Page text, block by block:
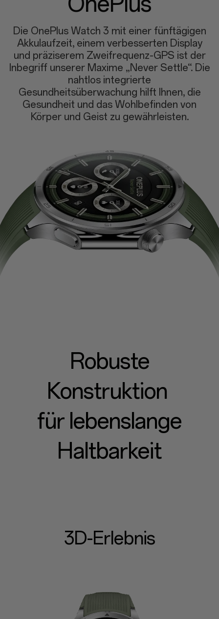
Die OnePlus Watch 3 mit einer fünftägigen
Akkulaufzeit, einem verbesserten Display
und präziserem Zweifrequenz-GPS ist der
Inbegriff unserer Maxime „Never Settle“. Die
nahtlos integrierte
Gesundheitsüberwachung hilft Ihnen, die
Gesundheit und das Wohlbefinden von
Körper und Geist zu gewährleisten.
Robuste
Konstruktion
für lebenslange
Haltbarkeit
3D-Erlebnis